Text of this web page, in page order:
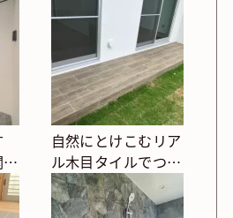
自然にとけこむリア
ル木目タイルでつく
る掃き出し